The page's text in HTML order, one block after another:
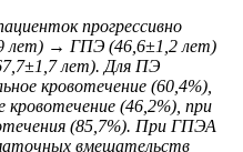
прогрессивно
лет) → ГПЭ (46,6±1,2 лет)
лет). Для ПЭ
кровотечение (60,4%),
(46,2%), при
(85,7%). При ГПЭА
вмешательств